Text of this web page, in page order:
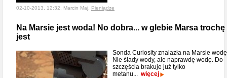
02-10-2013, 12:32, Marcin Maj, Pieniądze
Na Marsie jest woda! No dobra... w glebie Marsa trochę
jest
Sonda Curiosity znalazła na Marsie
Nie ślady wody, ale naprawdę wodę. Do
szczęścia brakuje już tylko
metanu... więcej